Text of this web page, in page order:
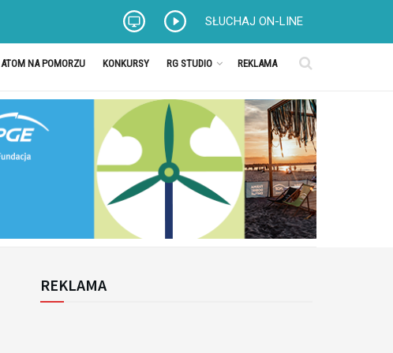
SŁUCHAJ ON-LINE
ATOM NA POMORZU KONKURSY RG STUDIO REKLAMA
REKLAMA